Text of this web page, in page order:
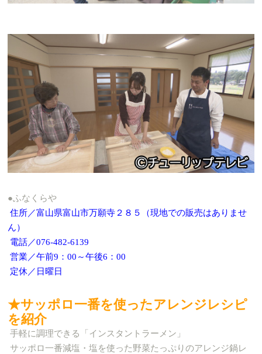
●ふなくらや
住所／富山県富山市万願寺２８５（現地での販売はありませ
ん）
電話／076-482-6139
営業／午前9：00～午後6：00
定休／日曜日
★サッポロ一番を使ったアレンジレシピ
を紹介
手軽に調理できる「インスタントラーメン」
サッポロ一番減塩・塩を使った野菜たっぷりのアレンジ鍋レ